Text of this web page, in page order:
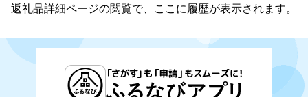
返礼品詳細ページの閲覧で、ここに履歴が表示されます。